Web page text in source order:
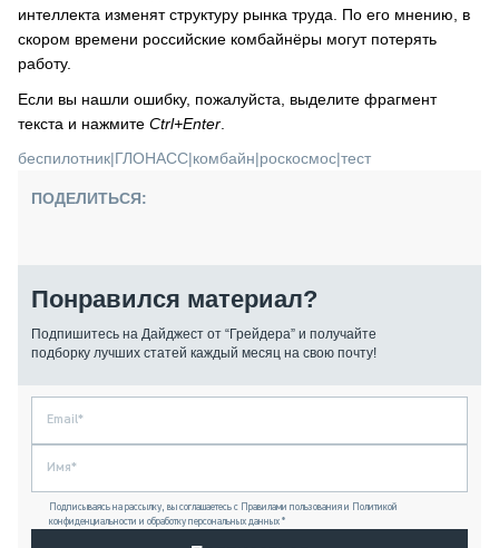
интеллекта изменят структуру рынка труда. По его мнению, в
скором времени российские комбайнёры могут потерять
работу.
Если вы нашли ошибку, пожалуйста, выделите фрагмент
текста и нажмите Ctrl+Enter
беспилотник|ГЛОНАСС|комбайн|роскосмос|тест
ПОДЕЛИТЬСЯ:
Понравился материал?
Подпишитесь на Дайджест от “Грейдера” и получайте
подборку лучших статей каждый месяц на свою почту!
Подписываясь на рассылку, вы соглашаетесь с Правилами пользования и Политикой
конфиденциальности и обработку персональных данных *